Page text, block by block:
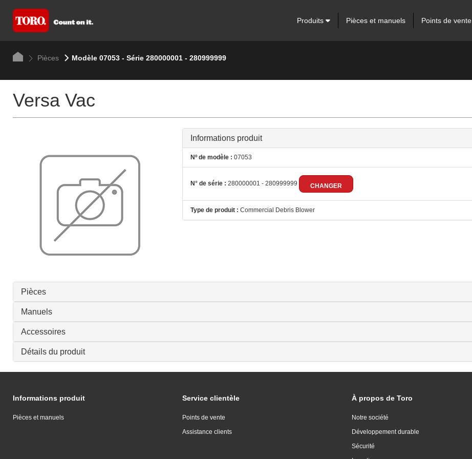
Produits Pièces et manuels Points de vente
Pièces Modèle 07053 - Série 280000001 - 280999999
Versa Vac
Informations produit
Nº de modèle : 07053
N° de série : 280000001 - 280999999 CHANGER
Type de produit : Commercial Debris Blower
Pièces
Manuels
Accessoires
Détails du produit
Informations produit
Pièces et manuels
Service clientèle
Points de vente
Assistance clients
À propos de Toro
Notre société
Développement durable
Sécurité